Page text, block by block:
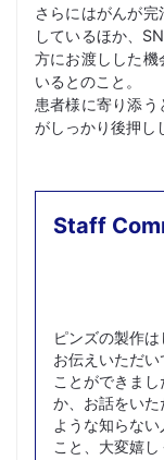
さらにはがんが
しているほか、
方にお渡しした機
いるとのこと。
患者様に寄り添
がしっかり後押し
Staff
ピンズの製作
お伝えいただ
ことができま
か、お話をい
ような知らな
こと、大変嬉し